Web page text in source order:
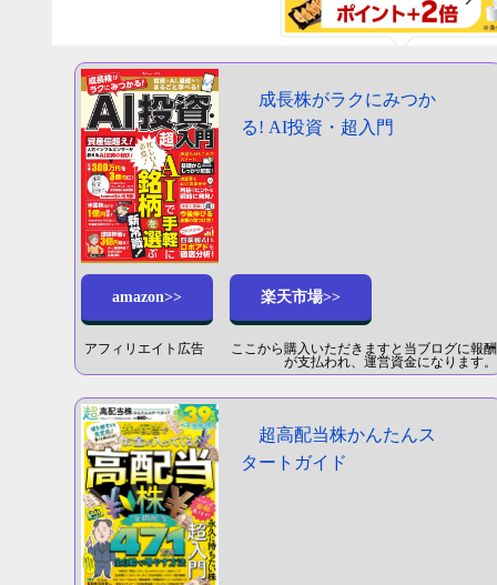
成長株がラクにみつか
る! AI投資・超入門
amazon>> 楽天市場>>
アフィリエイト広告 ここから購入いただきますと当ブログに報酬
が支払われ、運営資金になります。
超高配当株かんたんス
タートガイド